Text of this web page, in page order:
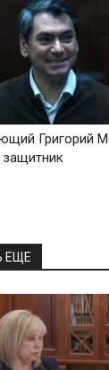
Григорий
защитник
ЕЩЕ